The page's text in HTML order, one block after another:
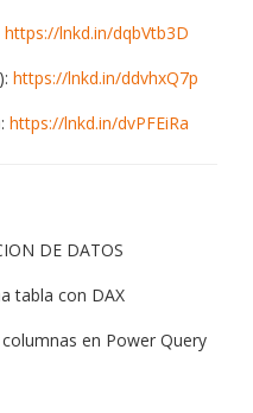
https://lnkd.in/dqbVtb3D
https://lnkd.in/ddvhxQ7p
https://lnkd.in/dvPFEiRa
DE DATOS
tabla con DAX
en Power Query